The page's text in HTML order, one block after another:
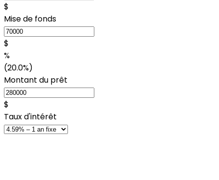
$
Mise de fonds
$
%
(20.0%)
Montant du prêt
$
Taux d'intérêt